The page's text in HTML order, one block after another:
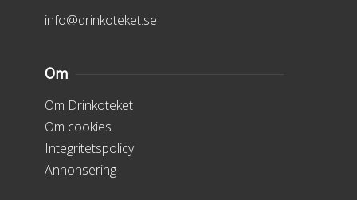
info@drinkoteket.se
Om
Om Drinkoteket
Om cookies
Integritetspolicy
Annonsering